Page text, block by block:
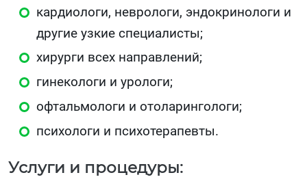
кардиологи, неврологи, эндокринологи и
другие узкие специалисты;
хирурги всех направлений;
гинекологи и урологи;
офтальмологи и отоларингологи;
психологи и психотерапевты.
Услуги и процедуры: